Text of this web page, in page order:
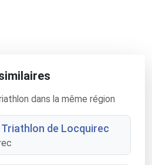
dans la même région
de Locquirec